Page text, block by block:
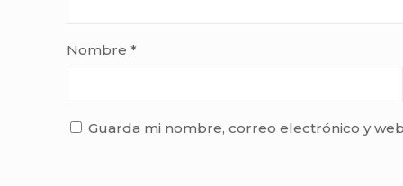
Nombre *
Guarda mi nombre, correo electrónico y